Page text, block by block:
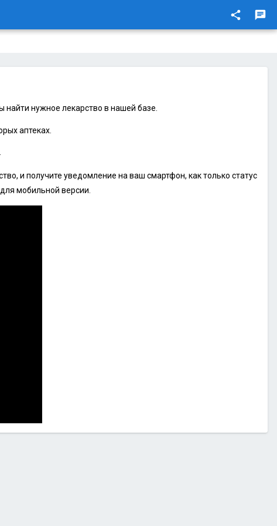
share chat
найти нужное лекарство в нашей базе.
аптеках.
и получите уведомление на ваш смартфон, как только статус
мобильной версии.